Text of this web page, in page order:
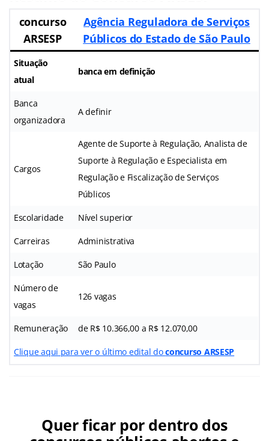
concurso
ARSESP
Agência Reguladora de Serviços
Públicos do Estado de São Paulo
Situação
atual
banca em definição
Banca
organizadora
A definir
Cargos
Agente de Suporte à Regulação, Analista de
Suporte à Regulação e Especialista em
Regulação e Fiscalização de Serviços
Públicos
Escolaridade Nível superior
Carreiras Administrativa
Lotação São Paulo
Número de
vagas
126 vagas
Remuneração de R$ 10.366,00 a R$ 12.070,00
Clique aqui para ver o último edital doconcurso ARSESP
Quer ficar por dentro dos